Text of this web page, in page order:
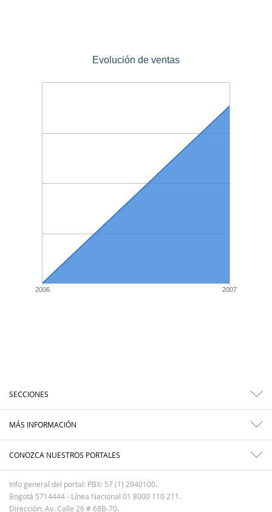
Evolución de ventas
2006 2007
SECCIONES
MÁS INFORMACIÓN
CONOZCA NUESTROS PORTALES
Info general del portal: PBX: 57 (1) 2940100.
Bogotá 5714444 - Línea Nacional 01 8000 110 211.
Dirección: Av. Calle 26 # 68B-70.